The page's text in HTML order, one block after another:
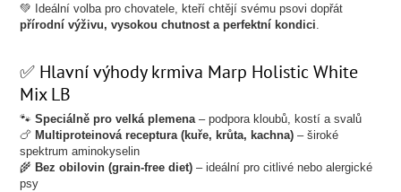
💚 Ideální volba pro chovatele, kteří chtějí svému psovi dopřát
přírodní výživu, vysokou chutnost a perfektní kondici.
✅ Hlavní výhody krmiva Marp Holistic White
Mix LB
🐾Speciálně pro velká plemena– podpora kloubů, kostí a svalů
🍗 Multiproteinová receptura (kuře, krůta, kachna) – široké
spektrum aminokyselin
🌾 Bez obilovin (grain-free diet) – ideální pro citlivé nebo alergické
psy